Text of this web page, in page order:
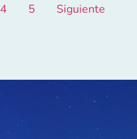
4 5 Siguiente